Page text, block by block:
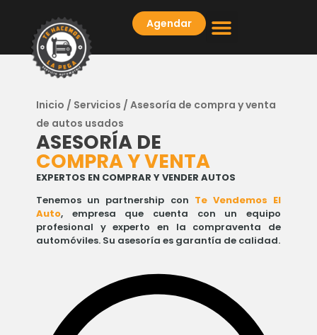
Agendar
Inicio / Servicios / Asesoría de compra y venta
de autos usados
ASESORÍA DE
COMPRA Y VENTA
EXPERTOS EN COMPRAR Y VENDER AUTOS
Tenemos un partnership con Te Vendemos El
Auto, empresa que cuenta con un equipo
profesional y experto en la compraventa de
automóviles. Su asesoría es garantía de calidad.